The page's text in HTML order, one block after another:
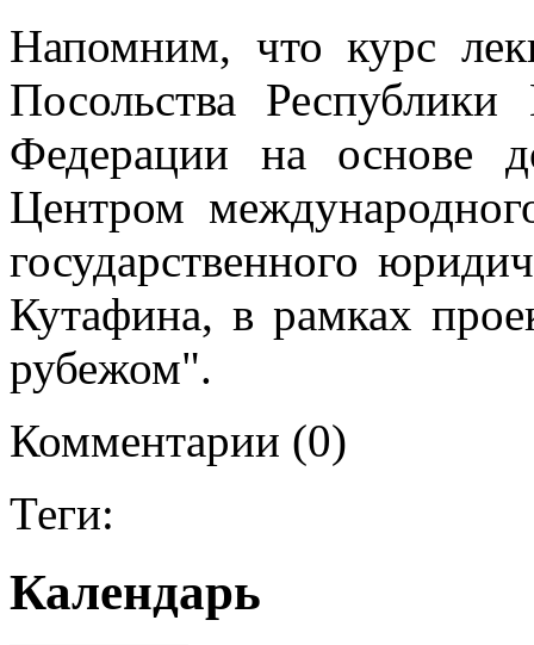
Напомним, что курс
Посольства
Федерации на основе
Центром
государственного
Кутафина, в рамках
рубежом".
Комментарии (0)
Теги:
Календарь